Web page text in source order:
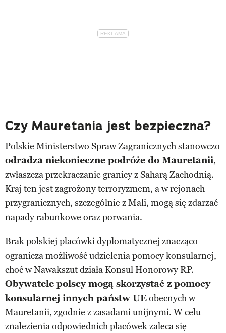
Czy Mauretania jest bezpieczna?
Polskie Ministerstwo Spraw Zagranicznych stanowczo
odradza niekonieczne podróże do Mauretanii,
zwłaszcza przekraczanie granicy z Saharą Zachodnią.
Kraj ten jest zagrożony terroryzmem, a w rejonach
przygranicznych, szczególnie z Mali, mogą się zdarzać
napady rabunkowe oraz porwania.
Brak polskiej placówki dyplomatycznej znacząco
ogranicza możliwość udzielenia pomocy konsularnej,
choć w Nawakszut działa Konsul Honorowy RP.
Obywatele polscy mogą skorzystać z pomocy
konsularnej innych państw UEobecnych w
Mauretanii, zgodnie z zasadami unijnymi. W celu
znalezienia odpowiednich placówek zaleca się